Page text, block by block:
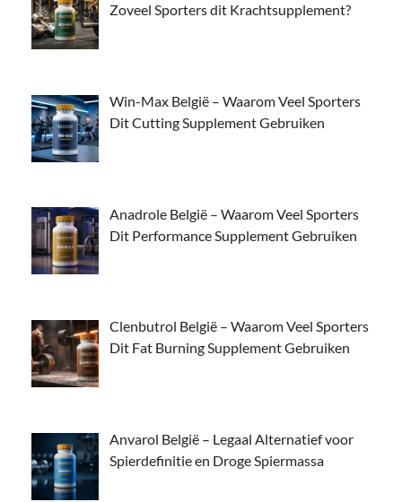
Zoveel Sporters dit Krachtsupplement?
Win-Max België – Waarom Veel Sporters
Dit Cutting Supplement Gebruiken
Anadrole België – Waarom Veel Sporters
Dit Performance Supplement Gebruiken
Clenbutrol België – Waarom Veel Sporters
Dit Fat Burning Supplement Gebruiken
Anvarol België – Legaal Alternatief voor
Spierdefinitie en Droge Spiermassa